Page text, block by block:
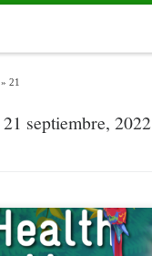
» 21
21 septiembre, 2022